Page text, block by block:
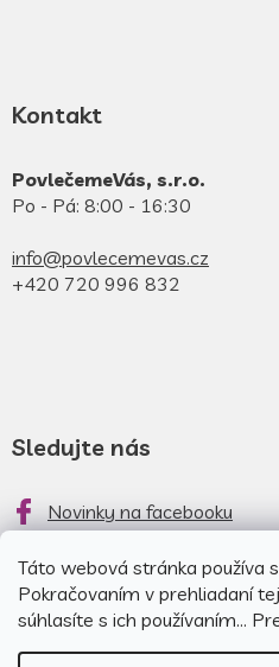
Táto webová stránka používa
Pokračovaním v prehliadaní
súhlasíte s ich používaním...
Kontakt
PovlečemeVás, s.r.o.
Po - Pá: 8:00 - 16:30
info@povlecemevas.cz
+420 720 996 832
Sledujte nás
Novinky na facebooku
Novinky na instagrame